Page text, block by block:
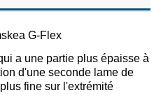
G-Flex
a une partie plus épaisse à
d'une seconde lame de
fine sur l'extrémité